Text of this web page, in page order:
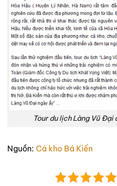
Tour du lịch Làng Vũ
Nguồn: Cá kho Bá Kiến